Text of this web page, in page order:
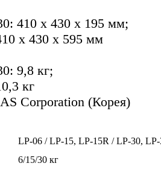
410 x 430 x 195 мм;
x 430 x 595 мм
9,8 кг;
кг
Corporation (Корея)
LP-06 / LP-15, LP-15R / LP-30,
6/15/30 кг